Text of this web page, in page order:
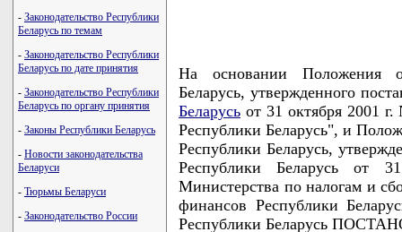
- Законодательство Республики
Беларусь по темам
- Законодательство Республики
Беларусь по дате принятия
- Законодательство Республики
Беларусь по органу принятия
- Законы Республики Беларусь
- Новости законодательства
Беларуси
- Тюрьмы Беларуси
- Законодательство России
На основании Положения
Беларусь, утвержденного
Беларусь от 31 октября 2001
Республики Беларусь", и
Республики Беларусь,
Республики Беларусь от
Министерства по налогам и
финансов Республики
Республики Беларусь